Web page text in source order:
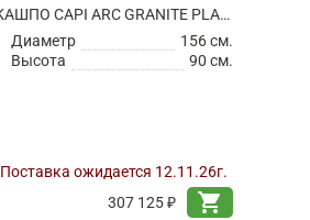
КАШПО CAPI ARC GRANITE PLANTER BALL WARM TAUPE
Диаметр
156 см.
Высота
90 см.
Поставка ожидается 12.11.26г.
307 125 ₽
shopping_cart